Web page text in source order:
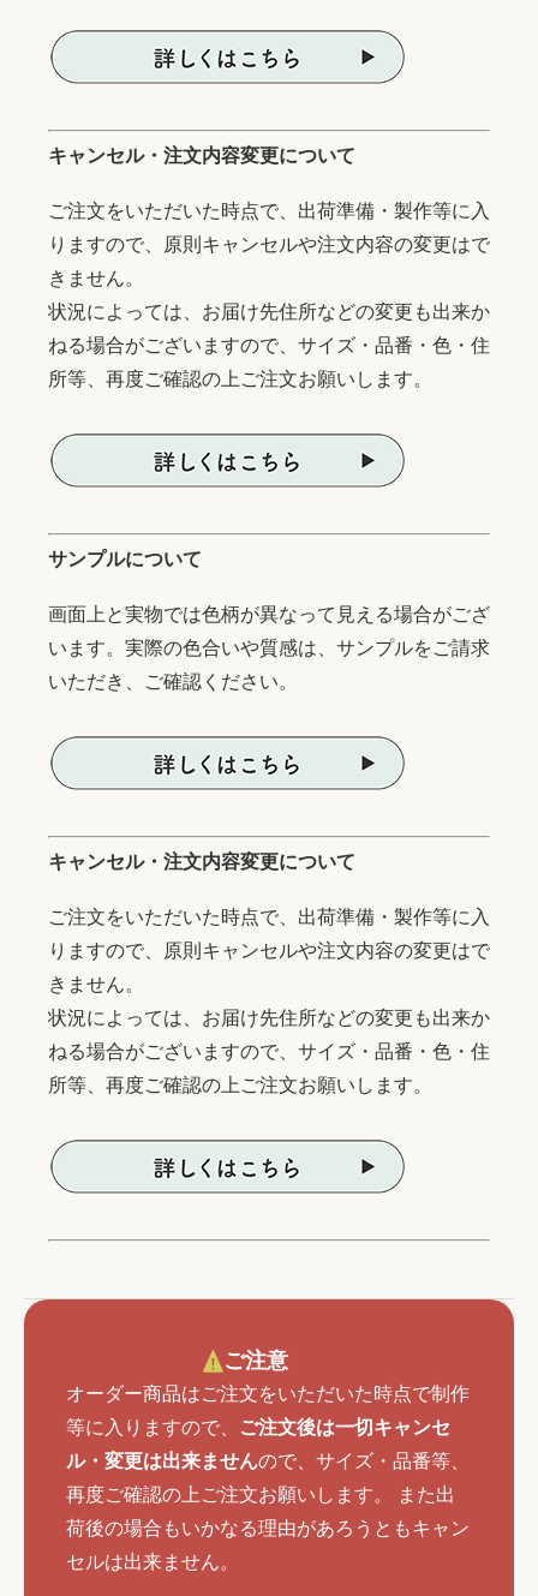
キャンセル・注文内容変更について
ご注文をいただいた時点で、出荷準備・製作等に入
りますので、原則キャンセルや注文内容の変更はで
きません。
状況によっては、お届け先住所などの変更も出来か
ねる場合がございますので、サイズ・品番・色・住
所等、再度ご確認の上ご注文お願いします。
サンプルについて
画面上と実物では色柄が異なって見える場合がござ
います。実際の色合いや質感は、サンプルをご請求
いただき、ご確認ください。
キャンセル・注文内容変更について
ご注文をいただいた時点で、出荷準備・製作等に入
りますので、原則キャンセルや注文内容の変更はで
きません。
状況によっては、お届け先住所などの変更も出来か
ねる場合がございますので、サイズ・品番・色・住
所等、再度ご確認の上ご注文お願いします。
ご注意
オーダー商品はご注文をいただいた時点で制作
等に入りますので、
ご注文後は一切キャンセ
ル・変更は出来ませんので、サイズ・品番等、
再度ご確認の上ご注文お願いします。 また出
荷後の場合もいかなる理由があろうともキャン
セルは出来ません。